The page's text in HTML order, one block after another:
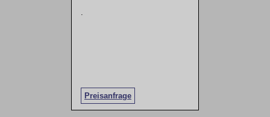
Preisanfrage
.